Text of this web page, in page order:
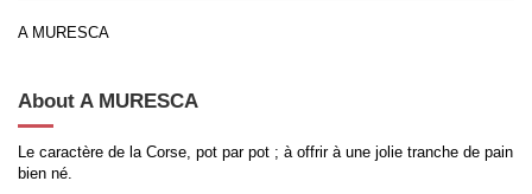
A MURESCA
About A MURESCA
Le caractère de la Corse, pot par pot ; à offrir à une jolie tranche de pain
bien né.